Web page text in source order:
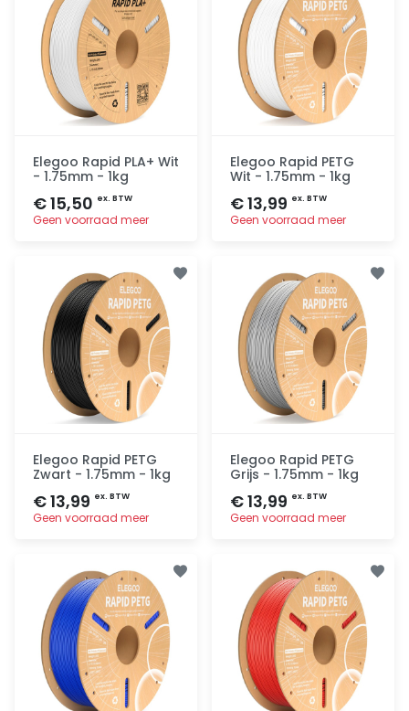
Elegoo Rapid PLA+ Wit
- 1.75mm - 1kg
€ 15,50 ex. BTW
Geen voorraad meer
Elegoo Rapid PETG
Wit - 1.75mm - 1kg
€ 13,99 ex. BTW
Geen voorraad meer
Elegoo Rapid PETG
Zwart - 1.75mm - 1kg
€ 13,99 ex. BTW
Geen voorraad meer
Elegoo Rapid PETG
Grijs - 1.75mm - 1kg
€ 13,99 ex. BTW
Geen voorraad meer